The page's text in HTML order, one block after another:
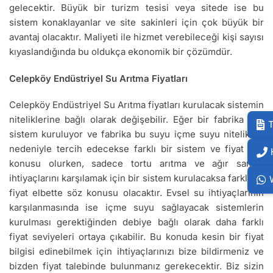
gelecektir. Büyük bir turizm tesisi veya sitede ise bu
sistem konaklayanlar ve site sakinleri için çok büyük bir
avantaj olacaktır. Maliyeti ile hizmet verebileceği kişi sayısı
kıyaslandığında bu oldukça ekonomik bir çözümdür.
Celepköy Endüstriyel Su Arıtma Fiyatları
Celepköy Endüstriyel Su Arıtma fiyatları kurulacak sistemin
niteliklerine bağlı olarak değişebilir. Eğer bir fabrika için
sistem kuruluyor ve fabrika bu suyu içme suyu nitelikleri
nedeniyle tercih edecekse farklı bir sistem ve fiyat söz
konusu olurken, sadece tortu arıtma ve ağır sanayi
ihtiyaçlarını karşılamak için bir sistem kurulacaksa farklı bir
fiyat elbette söz konusu olacaktır. Evsel su ihtiyaçlarının
karşılanmasında ise içme suyu sağlayacak sistemlerin
kurulması gerektiğinden debiye bağlı olarak daha farklı
fiyat seviyeleri ortaya çıkabilir. Bu konuda kesin bir fiyat
bilgisi edinebilmek için ihtiyaçlarınızı bize bildirmeniz ve
bizden fiyat talebinde bulunmanız gerekecektir. Biz sizin